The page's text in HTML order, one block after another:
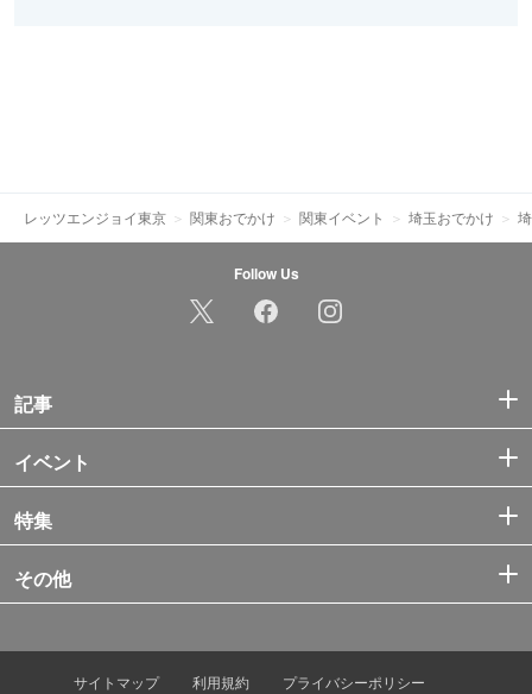
レッツエンジョイ東京 関東おでかけ 関東イベント 埼玉おでかけ
Follow Us
記事
イベント
特集
その他
サイトマップ 利用規約 プライバシーポリシー